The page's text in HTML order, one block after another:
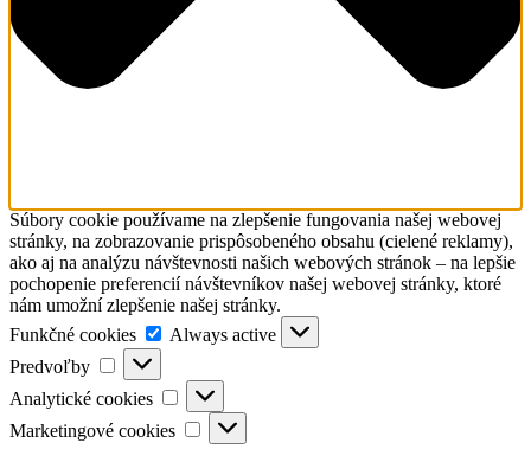
Súbory cookie používame na zlepšenie fungovania našej webovej
stránky, na zobrazovanie prispôsobeného obsahu (cielené reklamy),
ako aj na analýzu návštevnosti našich webových stránok – na lepšie
pochopenie preferencií návštevníkov našej webovej stránky, ktoré
nám umožní zlepšenie našej stránky.
Funkčné cookies
Funkčné
cookies
Always active
Predvoľby
Predvoľby
Analytické cookies
Analytické
cookies
Marketingové cookies
Marketingové
cookies